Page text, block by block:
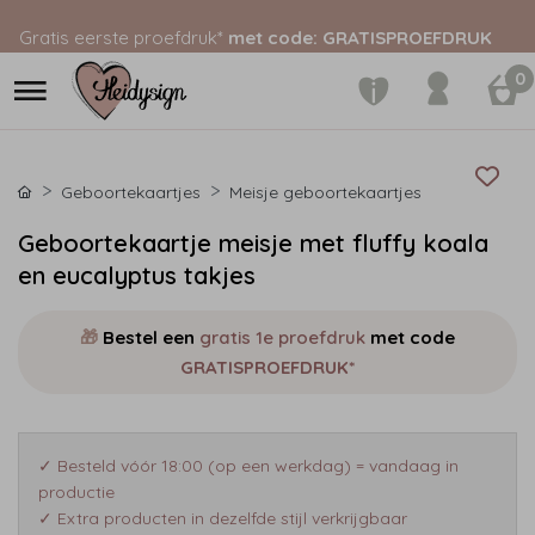
Gratis eerste proefdruk* met code: GRATISPROEFDRUK
0
Geboortekaartjes Meisje geboortekaartjes
Geboortekaartje meisje met fluffy koala
en eucalyptus takjes
🎁 Bestel een gratis 1e proefdruk met code
GRATISPROEFDRUK*
✓ Besteld vóór 18:00 (op een werkdag) = vandaag in
productie
✓ Extra producten in dezelfde stijl verkrijgbaar